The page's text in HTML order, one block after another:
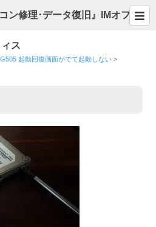
ン修理･データ復旧』IMオフ
ィス
起動回復画面がでて起動しない >